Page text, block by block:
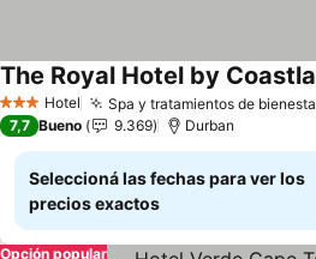
3 Estrellas
Hotel Spa y tratamientos de
Ver precios
7,7 Bueno 9.369 Durban
Seleccioná las fechas para ver los
precios exactos
Opción popular